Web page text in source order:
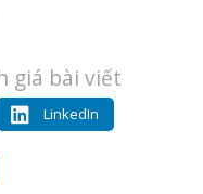
giá bài viết
LinkedIn